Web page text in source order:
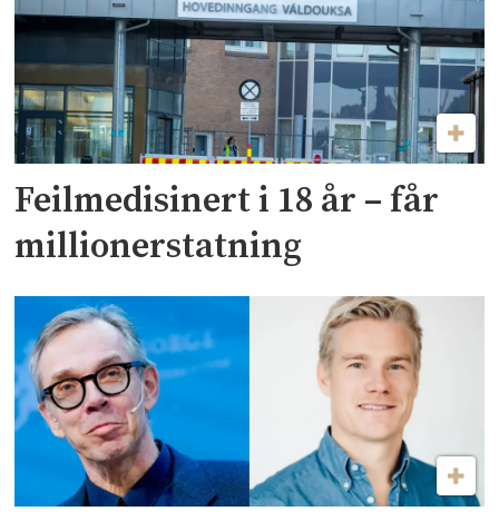
Feilmedisinert i 18 år – får
millionerstatning